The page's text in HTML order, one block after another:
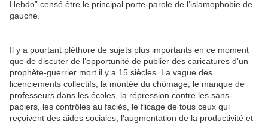
Hebdo” censé être le principal porte-parole de l’islamophobie de
gauche.
Il y a pourtant pléthore de sujets plus importants en ce moment
que de discuter de l’opportunité de publier des caricatures d’un
prophète-guerrier mort il y a 15 siècles. La vague des
licenciements collectifs, la montée du chômage, le manque de
professeurs dans les écoles, la répression contre les sans-
papiers, les contrôles au faciès, le flicage de tous ceux qui
reçoivent des aides sociales, l’augmentation de la productivité et